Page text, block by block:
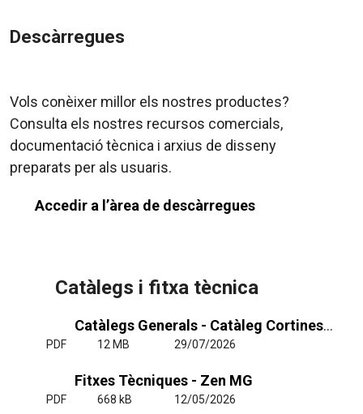
Descàrregues
Vols conèixer millor els nostres productes?
Consulta els nostres recursos comercials,
documentació tècnica i arxius de disseny
preparats per als usuaris.
Accedir a l’àrea de descàrregues
Catàlegs i fitxa tècnica
Catàlegs Generals - Catàleg Cortines d'Aire General
PDF 12 MB 29/07/2026
Fitxes Tècniques - Zen MG
PDF 668 kB 12/05/2026